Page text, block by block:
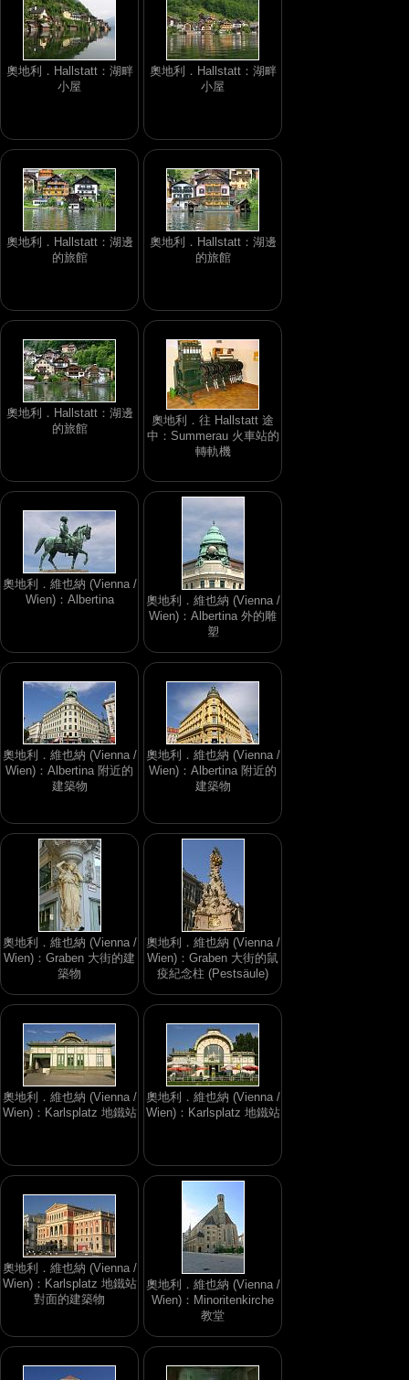
奧地利．Hallstatt：湖畔
小屋
奧地利．Hallstatt：湖畔
小屋
奧地利．Hallstatt：湖邊
的旅館
奧地利．Hallstatt：湖邊
的旅館
奧地利．Hallstatt：湖邊
的旅館
奧地利．往 Hallstatt 途
中：Summerau 火車站的
轉軌機
奧地利．維也納 (Vienna /
Wien)：Albertina
奧地利．維也納 (Vienna /
Wien)：Albertina 外的雕
塑
奧地利．維也納 (Vienna /
Wien)：Albertina 附近的
建築物
奧地利．維也納 (Vienna /
Wien)：Albertina 附近的
建築物
奧地利．維也納 (Vienna /
Wien)：Graben 大街的建
築物
奧地利．維也納 (Vienna /
Wien)：Graben 大街的鼠
疫紀念柱 (Pestsäule)
奧地利．維也納 (Vienna /
Wien)：Karlsplatz 地鐵站
奧地利．維也納 (Vienna /
Wien)：Karlsplatz 地鐵站
奧地利．維也納 (Vienna /
Wien)：Karlsplatz 地鐵站
對面的建築物
奧地利．維也納 (Vienna /
Wien)：Minoritenkirche
教堂